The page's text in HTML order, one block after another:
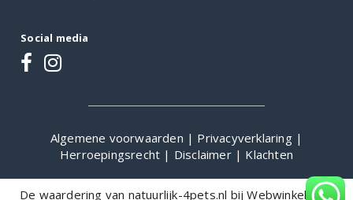
Social media
Algemene voorwaarden | Privacyverklaring |
Herroepingsrecht | Disclaimer | Klachten
De waardering van natuurlijk-4pets.nl bijWebwinkelKeur